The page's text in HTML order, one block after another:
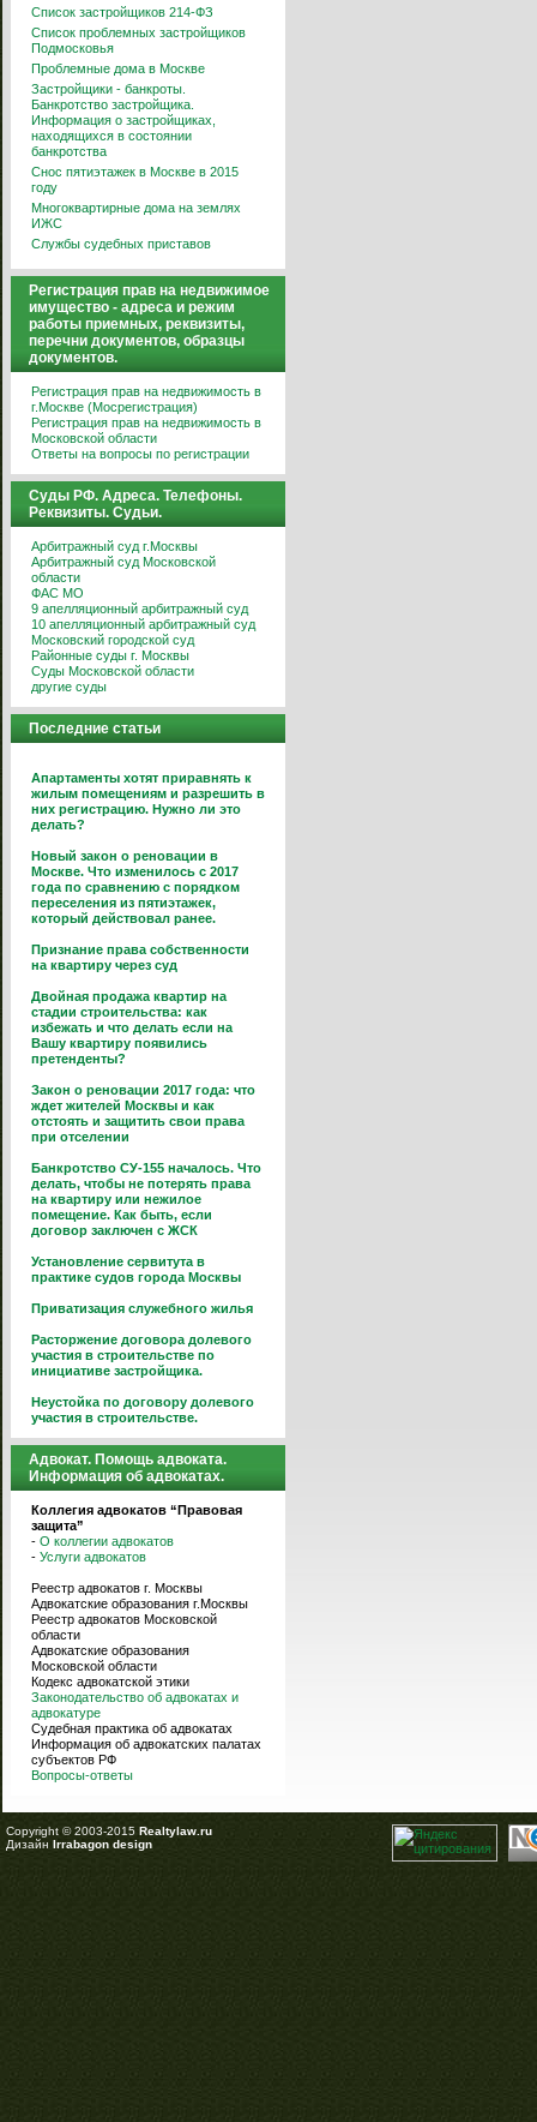
Список застройщиков 214-ФЗ
Список проблемных застройщиков
Подмосковья
Проблемные дома в Москве
Застройщики - банкроты.
Банкротство застройщика.
Информация о застройщиках,
находящихся в состоянии
банкротства
Снос пятиэтажек в Москве в 2015
году
Многоквартирные дома на землях
ИЖС
Службы судебных приставов
Регистрация прав на недвижимое
имущество - адреса и режим
работы приемных, реквизиты,
перечни документов, образцы
документов.
Регистрация прав на недвижимость в
г.Москве (Мосрегистрация)
Регистрация прав на недвижимость в
Московской области
Ответы на вопросы по регистрации
Суды РФ. Адреса. Телефоны.
Реквизиты. Судьи.
Арбитражный суд г.Москвы
Арбитражный суд Московской
области
ФАС МО
9 апелляционный арбитражный суд
10 апелляционный арбитражный суд
Московский городской суд
Районные суды г. Москвы
Суды Московской области
другие суды
Последние статьи
Апартаменты хотят приравнять к
жилым помещениям и разрешить в
них регистрацию. Нужно ли это
делать?
Новый закон о реновации в
Москве. Что изменилось с 2017
года по сравнению с порядком
переселения из пятиэтажек,
который действовал ранее.
Признание права собственности
на квартиру через суд
Двойная продажа квартир на
стадии строительства: как
избежать и что делать если на
Вашу квартиру появились
претенденты?
Закон о реновации 2017 года: что
ждет жителей Москвы и как
отстоять и защитить свои права
при отселении
Банкротство СУ-155 началось. Что
делать, чтобы не потерять права
на квартиру или нежилое
помещение. Как быть, если
договор заключен с ЖСК
Установление сервитута в
практике судов города Москвы
Приватизация служебного жилья
Расторжение договора долевого
участия в строительстве по
инициативе застройщика.
Неустойка по договору долевого
участия в строительстве.
Адвокат. Помощь адвоката.
Информация об адвокатах.
Коллегия адвокатов “Правовая
защита”
- О коллегии адвокатов
- Услуги адвокатов
Реестр адвокатов г. Москвы
Адвокатские образования г.Москвы
Реестр адвокатов Московской
области
Адвокатские образования
Московской области
Кодекс адвокатской этики
Законодательство об адвокатах и
адвокатуре
Судебная практика об адвокатах
Информация об адвокатских палатах
субъектов РФ
Вопросы-ответы
Copyright © 2003-2015 Realtylaw.ru
Дизайн Irrabagon design